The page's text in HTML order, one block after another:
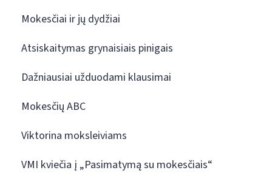
Mokesčiai ir jų dydžiai
Atsiskaitymas grynaisiais pinigais
Dažniausiai užduodami klausimai
Mokesčių ABC
Viktorina moksleiviams
VMI kviečia į „Pasimatymą su mokesčiais“